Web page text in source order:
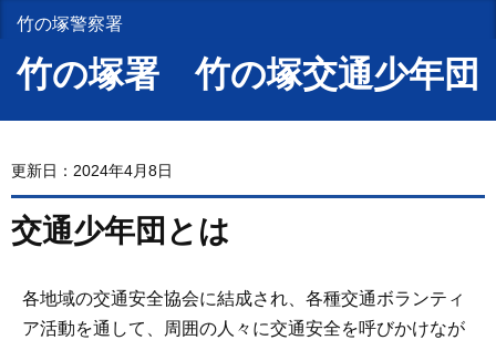
竹の塚警察署
竹の塚署 竹の塚交通少年団
更新日：2024年4月8日
交通少年団とは
各地域の交通安全協会に結成され、各種交通ボランティ
ア活動を通して、周囲の人々に交通安全を呼びかけなが